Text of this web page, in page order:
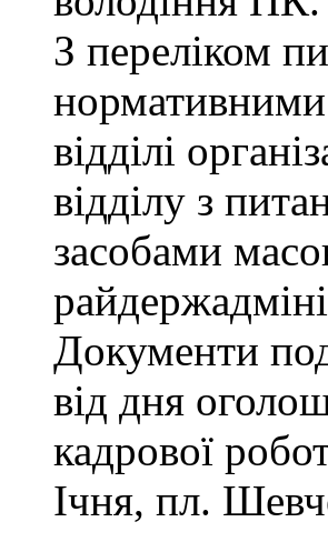
З переліком
відділі
відділу з
засобами
Документи
від дня
кадрової
Ічня, пл.